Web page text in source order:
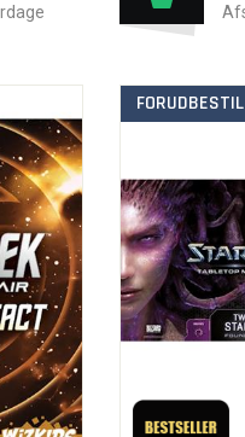
FORUDBESTIL